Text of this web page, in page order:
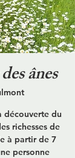
ânes
découverte du
richesses de
à partir de 7
personne